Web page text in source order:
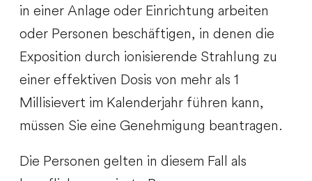
in einer Anlage oder Einrichtung arbeiten
oder Personen beschäftigen, in denen die
Exposition durch ionisierende Strahlung zu
einer effektiven Dosis von mehr als 1
Millisievert im Kalenderjahr führen kann,
müssen Sie eine Genehmigung beantragen.
Die Personen gelten in diesem Fall als